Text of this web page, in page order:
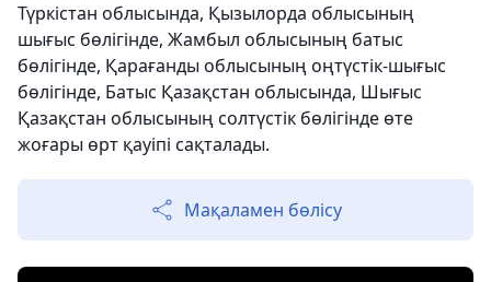
Түркістан облысында, Қызылорда облысының
шығыс бөлігінде, Жамбыл облысының батыс
бөлігінде, Қарағанды облысының оңтүстік-шығыс
бөлігінде, Батыс Қазақстан облысында, Шығыс
Қазақстан облысының солтүстік бөлігінде өте
жоғары өрт қауіпі сақталады.
Мақаламен бөлісу